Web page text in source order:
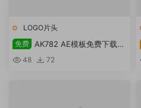
LOGO片头
免费
AK782 AE模板免费下载
War Fire Logo – Videohive
48 72